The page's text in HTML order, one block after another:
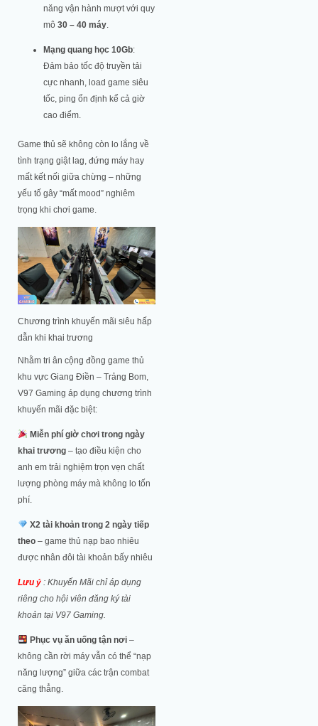
năng vận hành mượt với quy
mô 30 – 40 máy.
Mạng quang học 10Gb:
Đảm bảo tốc độ truyền tải
cực nhanh, load game siêu
tốc, ping ổn định kể cả giờ
cao điểm.
Game thủ sẽ không còn lo lắng về
tình trạng giật lag, đứng máy hay
mất kết nối giữa chừng – những
yếu tố gây “mất mood” nghiêm
trọng khi chơi game.
Chương trình khuyến mãi siêu hấp
dẫn khi khai trương
Nhằm tri ân cộng đồng game thủ
khu vực Giang Điền – Trảng Bom,
V97 Gaming áp dụng chương trình
khuyến mãi đặc biệt:
Miễn phí giờ chơi trong ngày
khai trương – tạo điều kiện cho
anh em trải nghiệm trọn vẹn chất
lượng phòng máy mà không lo tốn
phí.
X2 tài khoản trong 2 ngày tiếp
theo – game thủ nạp bao nhiêu
được nhân đôi tài khoản bấy nhiêu
Lưu ý : Khuyến Mãi chỉ áp dụng
riêng cho hội viên đăng ký tài
khoản tại V97 Gaming.
Phục vụ ăn uống tận nơi–
không cần rời máy vẫn có thể “nạp
năng lượng” giữa các trận combat
căng thẳng.